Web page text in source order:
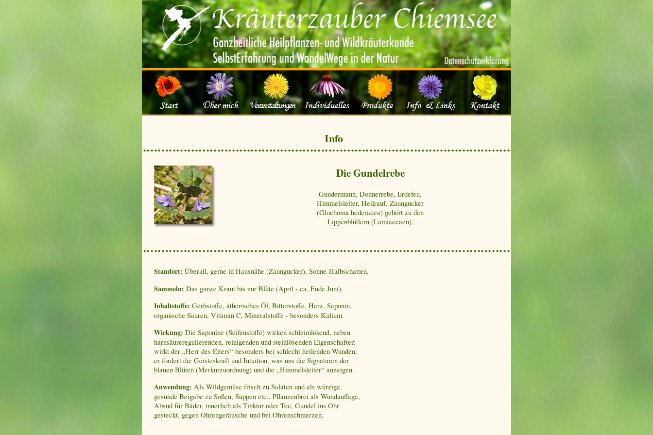
Info
Die Gundelrebe
Gundermann, Donnerrebe, Erdefeu,
Himmelsleiter, Heilrauf, Zaungucker
(Glochoma hederacea) gehört zu den
Lippenblütlern (Lamiaceaen).
Standort: Überall, gerne in Hausnähe (Zaungucker), Sonne-Halbschatten.
Sammeln: Das ganze Kraut bis zur Blüte (April - ca. Ende Juni).
Inhaltstoffe: Gerbstoffe, ätherisches Öl, Bitterstoffe, Harz, Saponin,
organische Säuren, Vitamin C, Mineralstoffe - besonders Kalium.
Wirkung: Die Saponine (Seifenstoffe) wirken schleimlösend, neben
harnsäureregulierenden, reinigenden und steinlösenden Eigenschaften
wirkt der „Herr des Eiters“ besonders bei schlecht heilenden Wunden,
er fördert die Geisteskraft und Intuition, was uns die Signaturen der
blauen Blüten (Merkurzuordnung) und die „Himmelsleiter“ anzeigen.
Anwendung: Als Wildgemüse frisch zu Salaten und als würzige,
gesunde Beigabe zu Soßen, Suppen etc., Pflanzenbrei als Wundauflage,
Absud für Bäder, innerlich als Tinktur oder Tee, Gundel ins Ohr
gesteckt, gegen Ohrengeräusche und bei Ohrenschmerzen.